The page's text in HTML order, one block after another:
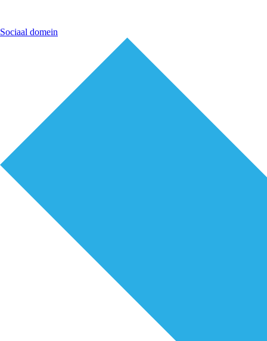
Sociaal domein